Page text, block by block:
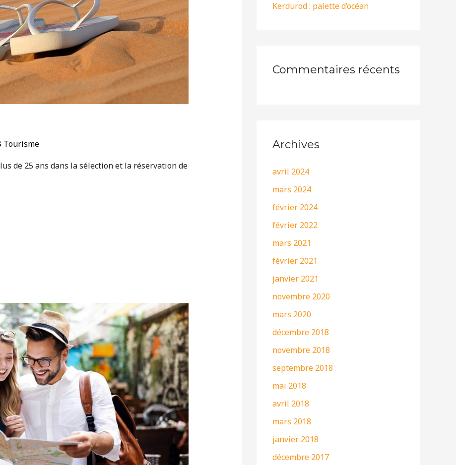
Tourisme
de 25 ans dans la sélection et la réservation de
Kerdurod : palette d’océan
Commentaires récents
Archives
avril 2024
mars 2024
février 2024
février 2022
mars 2021
février 2021
janvier 2021
novembre 2020
mars 2020
décembre 2018
novembre 2018
septembre 2018
mai 2018
avril 2018
mars 2018
janvier 2018
décembre 2017